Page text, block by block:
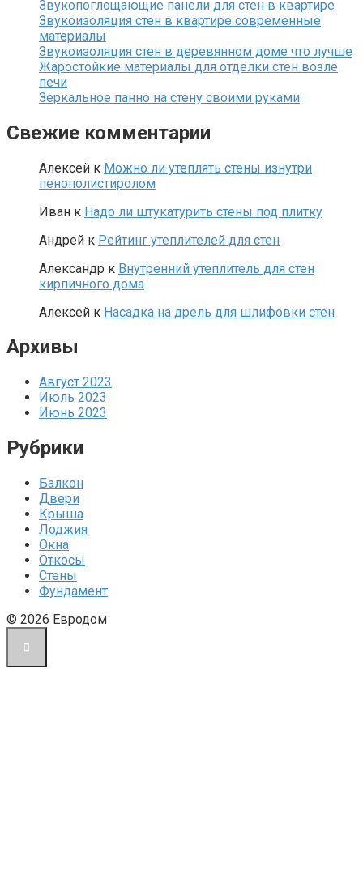
Звукопоглощающие панели для стен в квартире
Звукоизоляция стен в квартире современные
материалы
Звукоизоляция стен в деревянном доме что лучше
Жаростойкие материалы для отделки стен возле
печи
Зеркальное панно на стену своими руками
Свежие комментарии
Алексей к Можно ли утеплять стены изнутри
пенополистиролом
Иван к Надо ли штукатурить стены под плитку
Андрей к Рейтинг утеплителей для стен
Александр к Внутренний утеплитель для стен
кирпичного дома
Алексей к Насадка на дрель для шлифовки стен
Архивы
Август 2023
Июль 2023
Июнь 2023
Рубрики
Балкон
Двери
Крыша
Лоджия
Окна
Откосы
Стены
Фундамент
© 2026 Евродом